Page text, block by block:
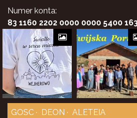
Numer konta:
83 1160 2202 0000 0000 5400
GOSC DEON ALETEIA